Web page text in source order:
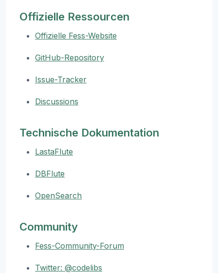
Offizielle Ressourcen
Offizielle Fess-Website
GitHub-Repository
Issue-Tracker
Discussions
Technische Dokumentation
LastaFlute
DBFlute
OpenSearch
Community
Fess-Community-Forum
Twitter: @codelibs